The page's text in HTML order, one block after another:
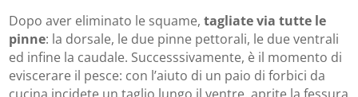
Dopo aver eliminato le squame,tagliate via tutte le
pinne: la dorsale, le due pinne pettorali, le due ventrali
ed infine la caudale. Successsivamente, è il momento di
eviscerare il pesce: con l’aiuto di un paio di forbici da